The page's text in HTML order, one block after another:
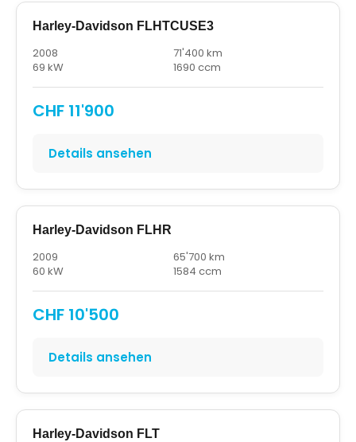
Harley-Davidson FLHTCUSE3
2008
71'400 km
69 kW
1690 ccm
CHF 11'900
Details ansehen
Harley-Davidson FLHR
2009
65'700 km
60 kW
1584 ccm
CHF 10'500
Details ansehen
Harley-Davidson FLT